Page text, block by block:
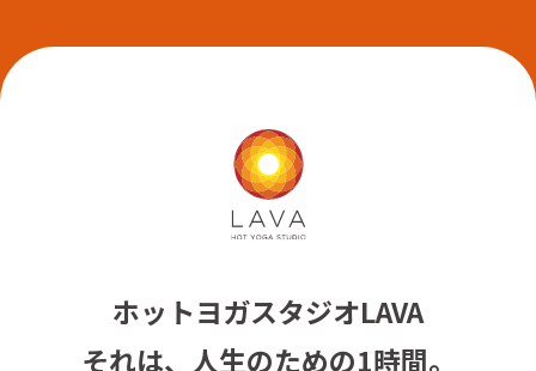
ホットヨガスタジオLAVA
それは、人生のための1時間。